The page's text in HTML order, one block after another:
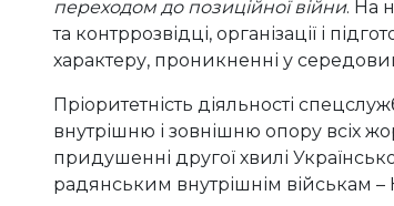
переходом до позиційної війни. На
та контррозвідці, організації і
характеру, проникненні у
Пріоритетність діяльності
внутрішню і зовнішню опору всіх
придушенні другої хвилі
радянським внутрішнім військам